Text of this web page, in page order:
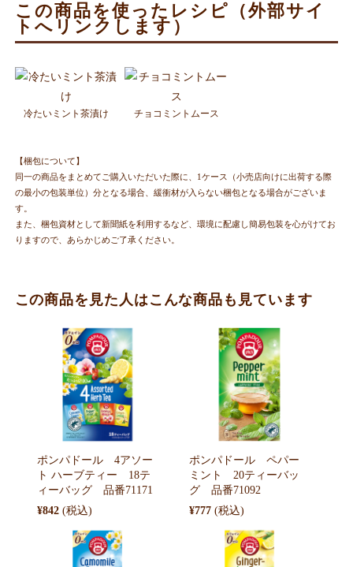
この商品を使ったレシピ（外部サイ
トへリンクします）
冷たいミント茶漬け チョコミントムース
【梱包について】
同一の商品をまとめてご購入いただいた際に、1ケース（小売店向けに出荷する際
の最小の包装単位）分となる場合、緩衝材が入らない梱包となる場合がございま
す。
また、梱包資材として新聞紙を利用するなど、環境に配慮し簡易包装を心がけてお
りますので、あらかじめご了承ください。
この商品を見た人はこんな商品も見ています
ポンパドール 4アソー
ト ハーブティー 18テ
ィーバッグ 品番71171
¥842
ポンパドール ペパー
ミント 20ティーバッ
グ 品番71092
¥777